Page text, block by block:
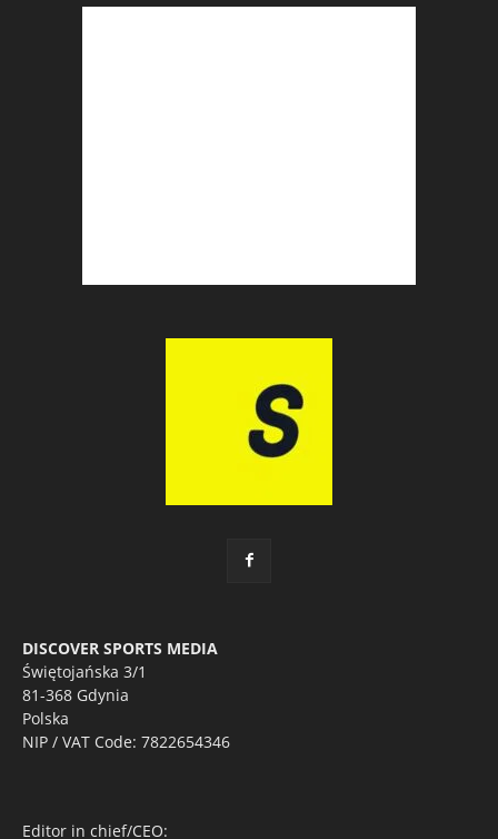
DISCOVER SPORTS MEDIA
Świętojańska 3/1
81-368 Gdynia
Polska
NIP / VAT Code: 7822654346
Editor in chief/CEO: